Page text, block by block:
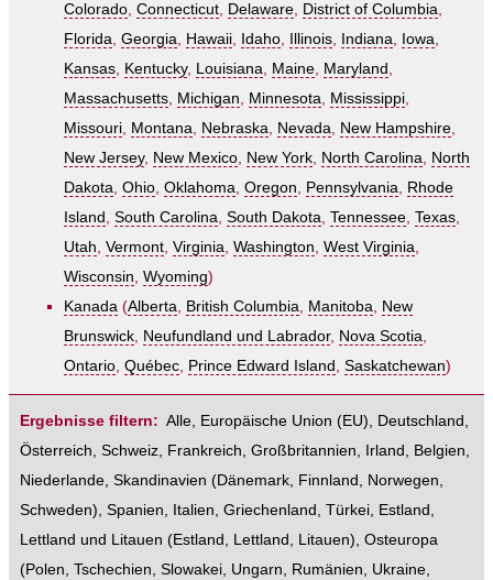
Colorado, Connecticut, Delaware, District of Columbia,
Florida, Georgia, Hawaii, Idaho, Illinois, Indiana, Iowa,
Kansas, Kentucky, Louisiana, Maine, Maryland ,
Massachusetts, Michigan, Minnesota, Mississippi,
Missouri, Montana, Nebraska, Nevada, New Hampshire,
New Jersey, New Mexico, New York, North Carolina, North
Dakota, Ohio, Oklahoma, Oregon, Pennsylvania, Rhode
Island , South Carolina, South Dakota, Tennessee, Texas,
Utah, Vermont, Virginia, Washington, West Virginia,
Wisconsin, Wyoming)
Kanada (Alberta, British Columbia, Manitoba, New
Brunswick, Neufundland und Labrador, Nova Scotia,
Ontario, Québec, Prince Edward Island , Saskatchewan)
Ergebnisse filtern: Alle, Europäische Union (EU), Deutschland ,
Österreich, Schweiz, Frankreich, Großbritannien, Irland , Belgien,
Niederlande, Skandinavien (Dänemark, Finnland , Norwegen,
Schweden), Spanien, Italien, Griechenland , Türkei, Estland,
Lettland und Litauen (Estland , Lettland , Litauen), Osteuropa
(Polen, Tschechien, Slowakei, Ungarn, Rumänien, Ukraine,